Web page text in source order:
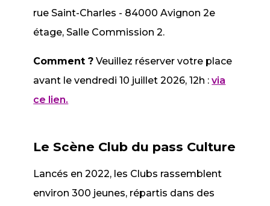
rue Saint-Charles - 84000 Avignon 2e
étage, Salle Commission 2.
Comment ? Veuillez réserver votre place
avant le vendredi 10 juillet 2026, 12h :via
ce lien.
Le Scène Club du pass Culture
Lancés en 2022, les Clubs rassemblent
environ 300 jeunes, répartis dans des